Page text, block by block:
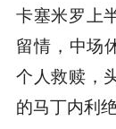
卡塞米罗上
留情，中场
个人救赎，
的马丁内利